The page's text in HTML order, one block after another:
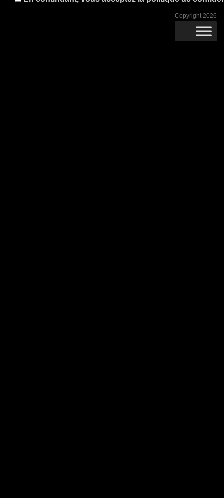
Copyright 2026